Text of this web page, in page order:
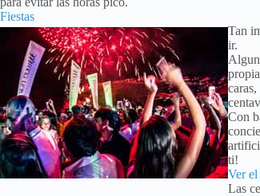
Fiestas
Tan
ir.
Con
ti!
Ver el
Las